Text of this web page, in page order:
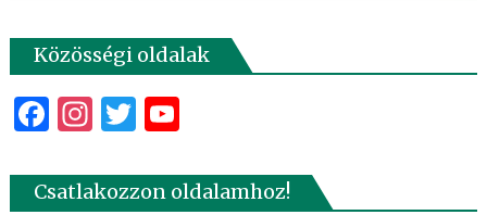
Közösségi oldalak
Facebook
Instagram
Twitter
YouTube
Csatlakozzon oldalamhoz!